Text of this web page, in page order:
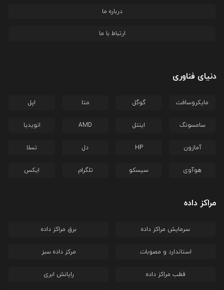
درباره ما
ارتباط با ما
دنیای فناوری
مایکروسافت گوگل متا اپل
سامسونگ اینتل AMD انویدیا
آمازون HP دل تسلا
هوآوی سیسکو تلگرام ایکس
مراکز داده
سرمایش مراکز داده برق مراکز داده
استاندارد و مصوبات مرکز داده سبز
قطب مراکز داده رایانش ابری